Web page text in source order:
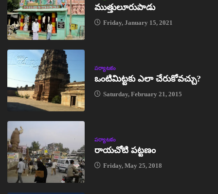
ముత్తులూరుపాడు
Friday, January 15, 2021
పర్యాటకం
ఒంటిమిట్టకు ఎలా చేరుకోవచ్చు?
Saturday, February 21, 2015
పర్యాటకం
రాయచోటి పట్టణం
Friday, May 25, 2018